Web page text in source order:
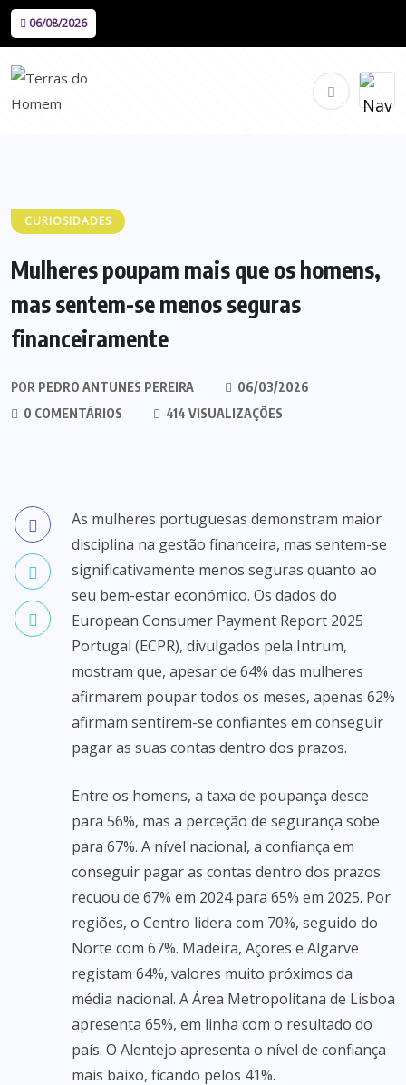
06/08/2026
CURIOSIDADES
Mulheres poupam mais que os homens,
mas sentem-se menos seguras
financeiramente
POR PEDRO ANTUNES PEREIRA
06/03/2026
0 COMENTÁRIOS
414 VISUALIZAÇÕES
As mulheres portuguesas demonstram maior
disciplina na gestão financeira, mas sentem-se
significativamente menos seguras quanto ao
seu bem-estar económico. Os dados do
European Consumer Payment Report 2025
Portugal (ECPR), divulgados pela Intrum,
mostram que, apesar de 64% das mulheres
afirmarem poupar todos os meses, apenas 62%
afirmam sentirem-se confiantes em conseguir
pagar as suas contas dentro dos prazos.
Entre os homens, a taxa de poupança desce
para 56%, mas a perceção de segurança sobe
para 67%. A nível nacional, a confiança em
conseguir pagar as contas dentro dos prazos
recuou de 67% em 2024 para 65% em 2025. Por
regiões, o Centro lidera com 70%, seguido do
Norte com 67%. Madeira, Açores e Algarve
registam 64%, valores muito próximos da
média nacional. A Área Metropolitana de Lisboa
apresenta 65%, em linha com o resultado do
país. O Alentejo apresenta o nível de confiança
mais baixo, ficando pelos 41%.